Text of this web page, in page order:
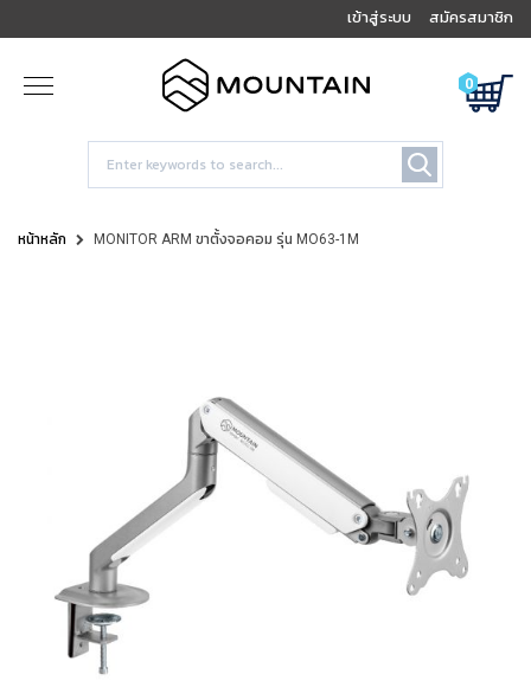
เข้าสู่ระบบ สมัครสมาชิก
0
หน้าหลัก MONITOR ARM ขาตั้งจอคอม รุ่น MO63-1M